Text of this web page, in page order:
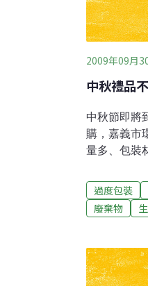
2009年09月
中秋禮品
中秋節即將
購，嘉義市
量多、包裝
巧思、重複
中秋節禮品
禮盒包裝層
活動請自備
回家，如此
過度包裝
廢棄物